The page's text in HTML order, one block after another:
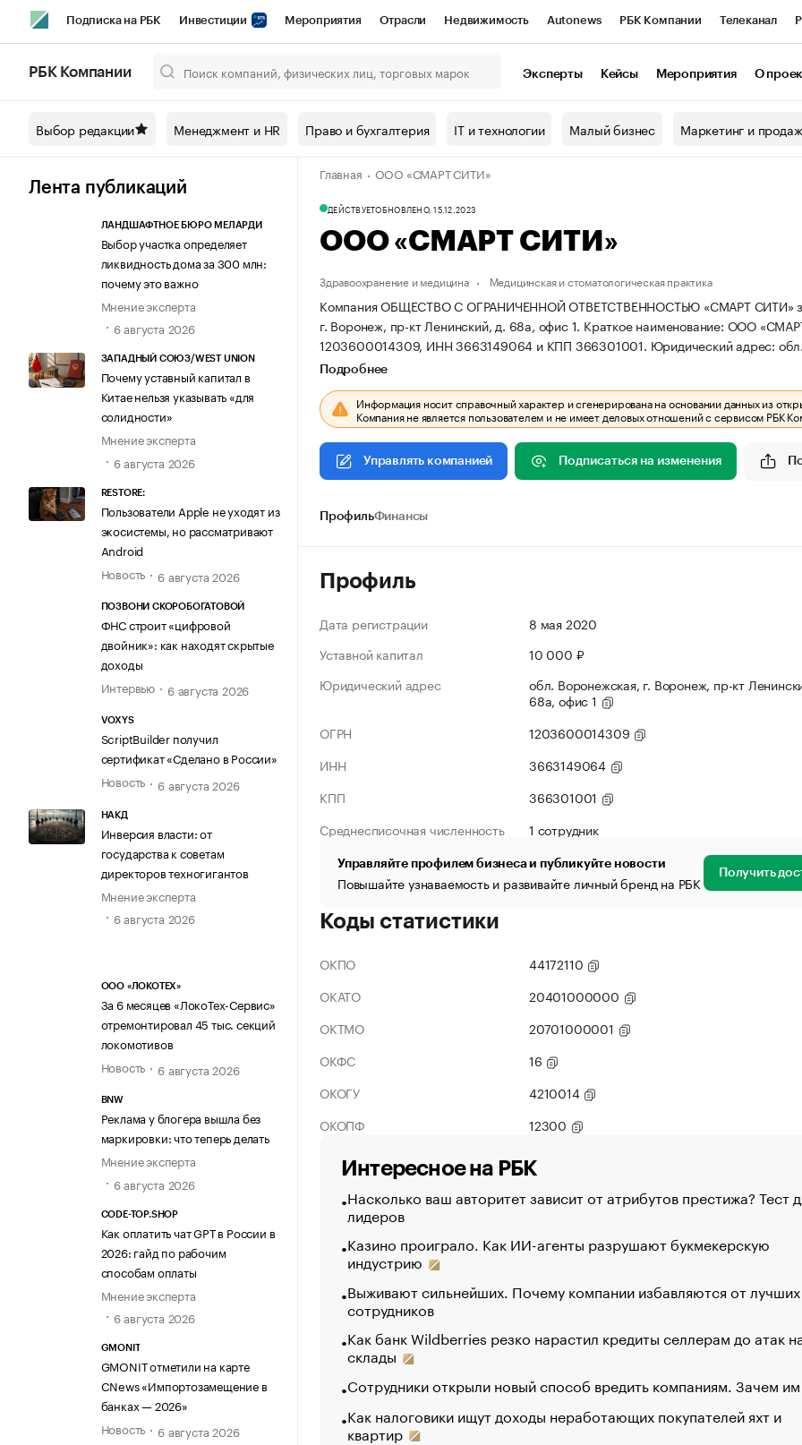
Подписка на РБК Инвестиции Мероприятия Отрасли Недвижимость Autonews РБК Компании Телеканал
Спецпроекты СПб Конференции СПб Спецпроекты Проверка контрагентов
Технологии и медиа Рынок наличной валюты
РБК Компании Эксперты Кейсы Мероприятия О
Выбор редакции Менеджмент и HR Право и бухгалтерия IT и технологии Малый бизнес Маркетинг и
Лента публикаций
ЛАНДШАФТНОЕ БЮРО МЕЛАРДИ
Выбор участка определяет
ликвидность дома за 300 млн:
почему это важно
Мнение эксперта
6 августа 2026
ЗАПАДНЫЙ СОЮЗ/WEST UNION
Почему уставный капитал в
Китае нельзя указывать «для
солидности»
Мнение эксперта
6 августа 2026
RESTORE:
Пользователи Apple не уходят из
экосистемы, но рассматривают
Android
Новость
6 августа 2026
ПОЗВОНИ СКОРОБОГАТОВОЙ
ФНС строит «цифровой
двойник»: как находят скрытые
доходы
Интервью
6 августа 2026
VOXYS
ScriptBuilder получил
сертификат «Сделано в России»
Новость
6 августа 2026
НАКД
Инверсия власти: от
государства к советам
директоров техногигантов
Мнение эксперта
6 августа 2026
ООО «ЛОКОТЕХ»
За 6 месяцев «ЛокоТех-Сервис»
отремонтировал 45 тыс. секций
локомотивов
Новость
6 августа 2026
BNW
Реклама у блогера вышла без
маркировки: что теперь делать
Мнение эксперта
6 августа 2026
CODE-TOP.SHOP
Как оплатить чат GPT в России в
2026: гайд по рабочим
способам оплаты
Мнение эксперта
6 августа 2026
GMONIT
GMONIT отметили на карте
CNews «Импортозамещение в
банках — 2026»
Новость
6 августа 2026
Главная ООО «СМАРТ СИТИ»
ДЕЙСТВУЕТОБНОВЛЕНО, 15.12.2023
ООО «СМАРТ СИТИ»
Здравоохранение и медицина Медицинская и стоматологическая практика
Компания ОБЩЕСТВО С ОГРАНИЧЕННОЙ ОТВЕТСТВЕННОСТЬЮ «СМАРТ СИТИ»
г. Воронеж, пр-кт Ленинский, д. 68а, офис 1. Краткое наименование: ООО
1203600014309, ИНН 3663149064 и КПП 366301001. Юридический адрес:
Подробнее
Информация носит справочный характер и сгенерирована на основании данных из
Компания не является пользователем и не имеет деловых отношений с сервисом РБК
Управлять компанией Подписаться на изменения
ПрофильФинансы
Профиль
Дата регистрации
8 мая 2020
Уставной капитал
10 000 ₽
Юридический адрес
обл. Воронежская, г. Воронеж, пр-кт
68а, офис 1
ОГРН
1203600014309
ИНН
3663149064
КПП
366301001
Среднесписочная численность
1 сотрудник
Управляйте профилем бизнеса и публикуйте новости
Повышайте узнаваемость и развивайте личный бренд на РБК Получить
Коды статистики
ОКПО
44172110
ОКАТО
20401000000
ОКТМО
20701000001
ОКФС
16
ОКОГУ
4210014
ОКОПФ
12300
Интересное на РБК
Насколько ваш авторитет зависит от атрибутов престижа? Тест
лидеров
Казино проиграло. Как ИИ-агенты разрушают букмекерскую
индустрию
Выживают сильнейших. Почему компании избавляются от лучших
сотрудников
Как банк Wildberries резко нарастил кредиты селлерам до атак
склады
Сотрудники открыли новый способ вредить компаниям. Зачем
Как налоговики ищут доходы неработающих покупателей яхт и
квартир